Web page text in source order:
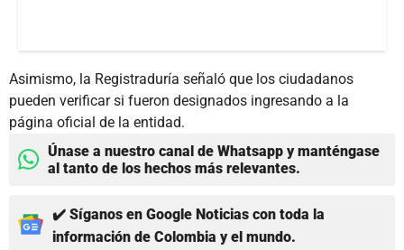
Asimismo, la Registraduría señaló que los ciudadanos
pueden verificar si fueron designados ingresando a la
página oficial de la entidad.
Únase a nuestro canal de Whatsapp y manténgase
al tanto de los hechos más relevantes.
✔️ Síganos en Google Noticias con toda la
información de Colombia y el mundo.